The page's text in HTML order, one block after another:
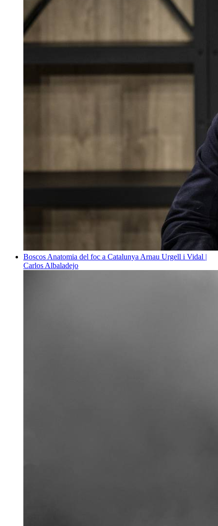
Boscos Anatomia del foc a Catalunya Arnau Urgell i Vidal |
Carlos Albaladejo